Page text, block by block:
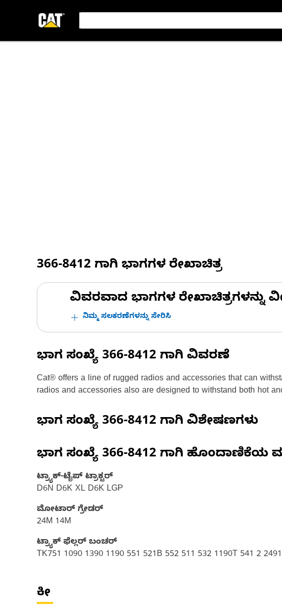
366-8412 ಗಾಗಿ ಭಾಗಗಳ ರೇಖಾಚಿತ್ರ
ವಿವರವಾದ ಭಾಗಗಳ ರೇಖಾಚಿತ್ರಗಳನ್ನು
ನಿಮ್ಮ ಸಲಕರಣೆಗಳನ್ನು ಸೇರಿಸಿ
ಭಾಗ ಸಂಖ್ಯೆ 366-8412 ಗಾಗಿ ವಿವರಣೆ
Cat® offers a line of rugged radios and accessories that can
radios and accessories also are designed to withstand both hot
ಭಾಗ ಸಂಖ್ಯೆ 366-8412 ಗಾಗಿ ವಿಶೇಷಣಗಳು
ಭಾಗ ಸಂಖ್ಯೆ 366-8412 ಗಾಗಿ ಹೊಂದಾಣಿಕೆಯ
ಟ್ರ್ಯಾಕ್-ಟೈಪ್ ಟ್ರಾಕ್ಟರ್
D6N D6K XL D6K LGP
ಮೋಟಾರ್ ಗ್ರೇಡರ್
24M 14M
ಟ್ರ್ಯಾಕ್ ಫೆಲ್ಲರ್ ಬಂಚರ್
TK751 1090 1390 1190 551 521B 552 511 532 1190T 541 2
ಕೀ